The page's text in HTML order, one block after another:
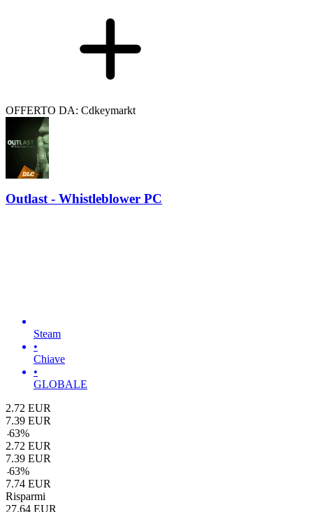
OFFERTO DA: Cdkeymarkt
Outlast - Whistleblower PC
Steam
•
Chiave
•
GLOBALE
2.72 EUR
7.39 EUR
-63%
2.72 EUR
7.39 EUR
-63%
7.74 EUR
Risparmi
27.64 EUR